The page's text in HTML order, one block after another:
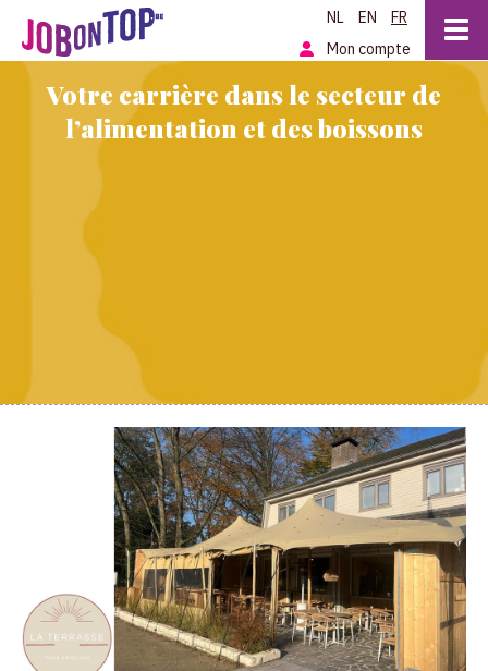
NL EN
FR
Mon compte
Votre carrière dans le secteur de
l’alimentation et des boissons